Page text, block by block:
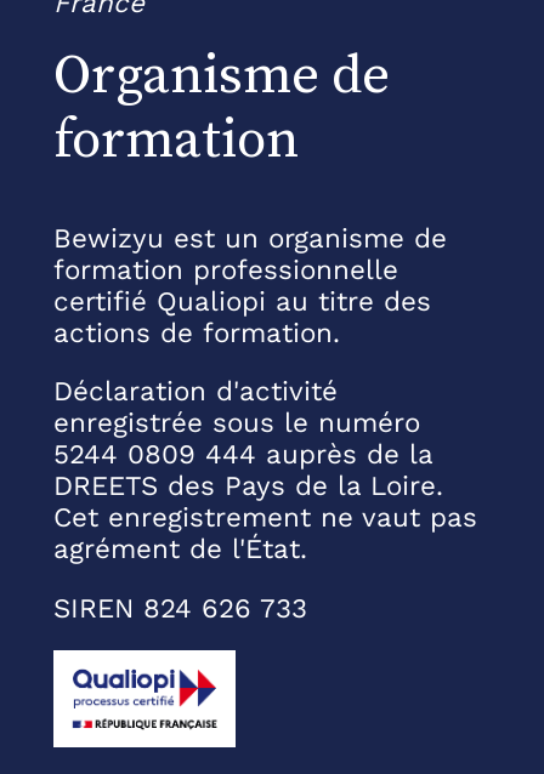
Organisme de
formation
Bewizyu est un organisme de
formation professionnelle
certifié Qualiopi au titre des
actions de formation.
Déclaration d'activité
enregistrée sous le numéro
5244 0809 444 auprès de la
DREETS des Pays de la Loire.
Cet enregistrement ne vaut pas
agrément de l'État.
SIREN 824 626 733